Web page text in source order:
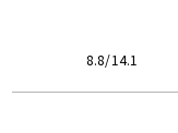
8.8/14.1